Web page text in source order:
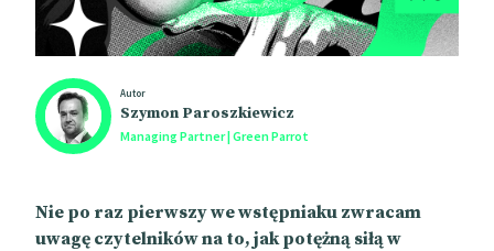
Autor
Szymon Paroszkiewicz
Managing Partner | Green Parrot
Nie po raz pierwszy we wstępniaku zwracam
uwagę czytelników na to, jak potężną siłą w